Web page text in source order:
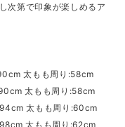
次第で印象が楽しめるア
太もも周り:58cm
太もも周り:58cm
太もも周り:60cm
太もも周り:62cm